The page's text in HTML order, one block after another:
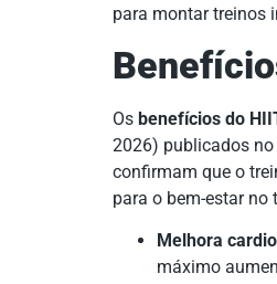
para montar treinos
Os benefícios do
2026) publicados no
confirmam que o
para o bem-estar no
Melhora
máximo